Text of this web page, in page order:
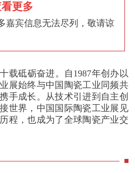
斯驻广州总领事馆副领事
股股份有限公司董事长
股份有限公司董事长
意大利陶瓷机械制造商
度尼西亚陶瓷行业协会会
意大利萨克米集团主席
业协会陶瓷技术装备分会
机械有限公司总经理
行业协会会长、湖南华联
更多
嘉宾信息无法尽列，敬请谅
载砥砺奋进。自1987年创办以
展始终与中国陶瓷工业同频共
手成长。从技术引进到自主创
世界，中国国际陶瓷工业展见
程，也成为了全球陶瓷产业交